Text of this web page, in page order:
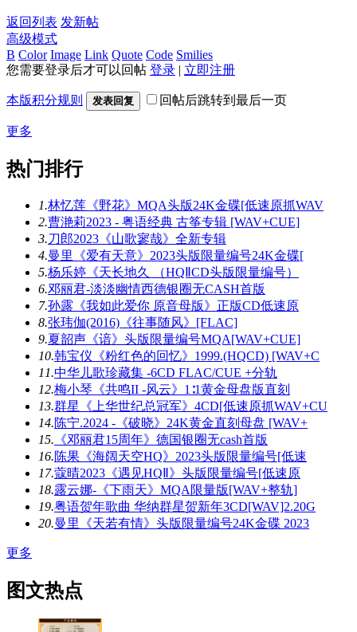
返回列表 发新帖
高级模式
B Color Image Link Quote Code Smilies
您需要登录后才可以回帖 登录 | 立即注册
本版积分规则 发表回复 回帖后跳转到最后一页
更多
热门排行
1.林忆莲《野花》MQA头版24K金碟[低速原抓WAV
2.曹滟莉2023 - 粤语经典 古筝专辑 [WAV+CUE]
3.刀郎2023《山歌寥哉》全新专辑
4.曼里《爱有天意》2023头版限量编号24K金碟[
5.杨乐婷《天长地久 （HQⅡCD头版限量编号）
6.邓丽君-淡淡幽情西德银圈无CASH首版
7.孙露《我如此爱你 原音母版》正版CD低速原
8.张玮伽(2016)《往事随风》[FLAC]
9.夏韶声《谙》头版限量编号MQA[WAV+CUE]
10.韩宝仪《粉红色的回忆》1999.(HQCD) [WAV+C
11.中华儿歌珍藏集 -6CD FLAC/CUE +分轨
12.梅小琴《共鸣II -风云》1∶1黄金母盘版直刻
13.群星《上华世纪总冠军》4CD[低速原抓WAV+CU
14.陈宁.2024 -《破晓》24K黄金直刻母盘 [WAV+
15. 《邓丽君15周年》德国银圈无cash首版
16.陈果《海阔天空HQ》2023头版限量编号[低速
17.蔻晴2023《遇见HQⅡ》头版限量编号[低速原
18.露云娜-《下雨天》MQA限量版[WAV+整轨]
19.粤语贺年歌曲 华纳群星贺新年3CD[WAV]2.20G
20.曼里《天若有情》头版限量编号24K金碟 2023
更多
图文热点